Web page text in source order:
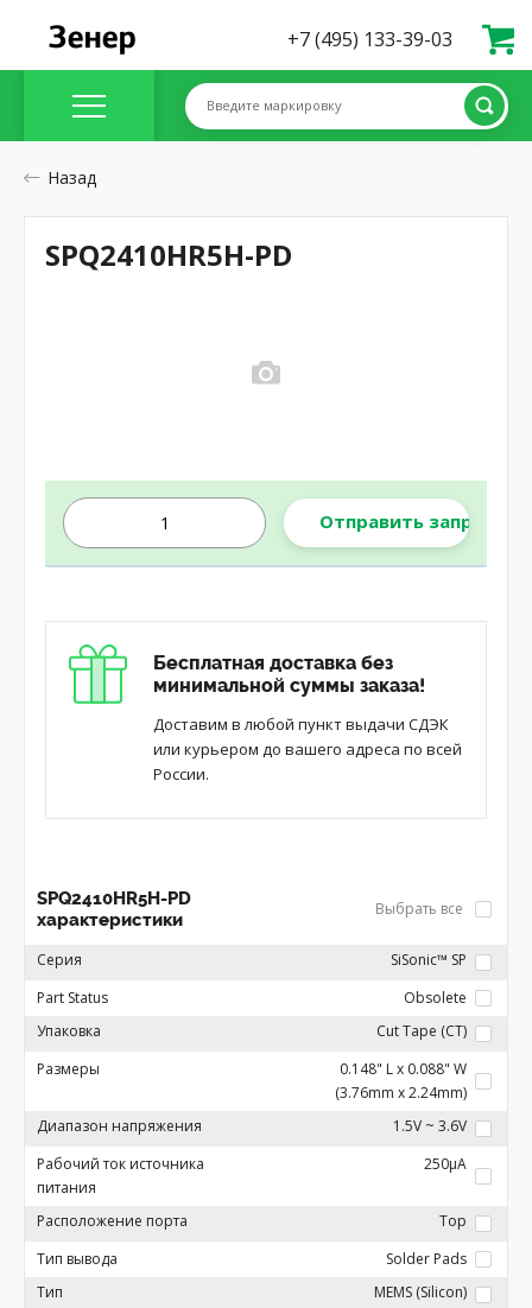
+7 (495) 133-39-03
Введите маркировку
Назад
Отправить запрос
Бесплатная доставка без
минимальной суммы заказа!
Доставим в любой пункт выдачи СДЭК
или курьером до вашего адреса по всей
России.
SPQ2410HR5H-PD
характеристики
Выбрать все
Серия
SiSonic™ SP
Part Status
Obsolete
Упаковка
Cut Tape (CT)
Размеры
0.148" L x 0.088" W
(3.76mm x 2.24mm)
Диапазон напряжения
1.5V ~ 3.6V
Рабочий ток источника
питания
250µA
Расположение порта
Top
Тип вывода
Solder Pads
Тип
MEMS (Silicon)
SPQ2410HR5H-PD